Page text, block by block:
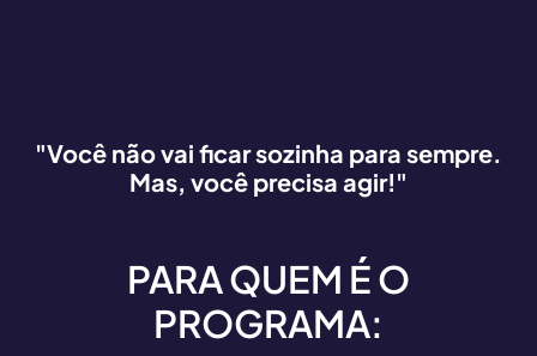
"Você não vai ficar sozinha para sempre.
Mas, você precisa agir!"
PARA QUEM É O
PROGRAMA: